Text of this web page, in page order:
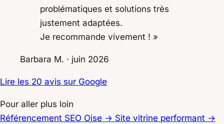
problématiques et solutions très
justement adaptées.
Je recommande vivement ! »
Barbara M. · juin 2026
Lire les 20 avis sur Google
Pour aller plus loin
Référencement SEO Oise → Site vitrine performant →